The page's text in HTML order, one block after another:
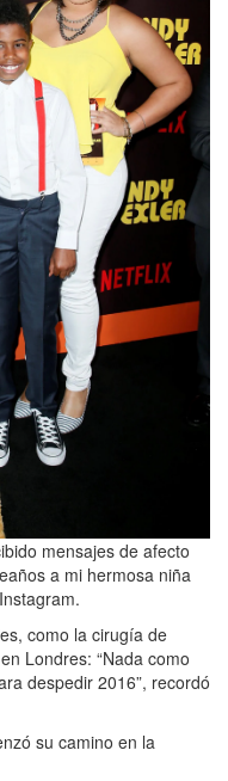
mensajes de afecto
a mi hermosa niña
como la cirugía de
Londres: “Nada como
despedir 2016”, recordó
su camino en la